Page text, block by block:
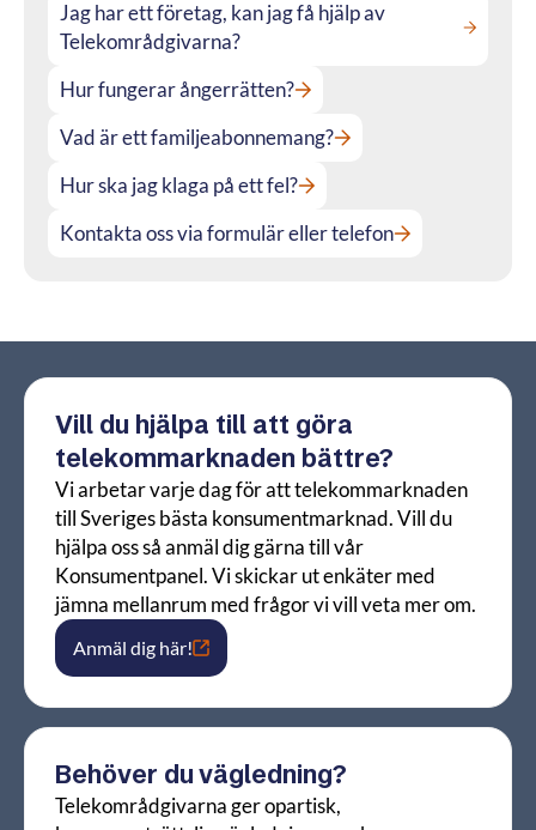
Jag har ett företag, kan jag få hjälp av
Telekområdgivarna?
Hur fungerar ångerrätten?
Vad är ett familjeabonnemang?
Hur ska jag klaga på ett fel?
Kontakta oss via formulär eller telefon
Vill du hjälpa till att göra
telekommarknaden bättre?
Vi arbetar varje dag för att telekommarknaden
till Sveriges bästa konsumentmarknad. Vill du
hjälpa oss så anmäl dig gärna till vår
Konsumentpanel. Vi skickar ut enkäter med
jämna mellanrum med frågor vi vill veta mer om.
Anmäl dig här!
Behöver du vägledning?
Telekområdgivarna ger opartisk,